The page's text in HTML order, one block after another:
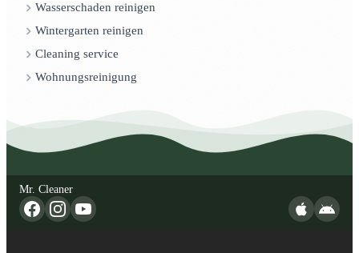
Wasserschaden reinigen
Wintergarten reinigen
Cleaning service
Wohnungsreinigung
Mr. Cleaner